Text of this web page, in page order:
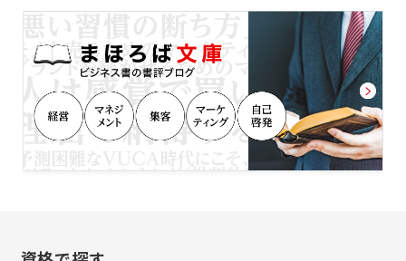
経営者が多いですが、「黒字」だから
と言って必ずしも「良い会社」「良い
経営者」とは、限りません。 個人事業
から中小企業まで、幅広く永い、お付
き合いをさせて頂いてます。 相続相談
も承っておりますので、お気軽にご相
談下さい。 相談は、無料にて承りま